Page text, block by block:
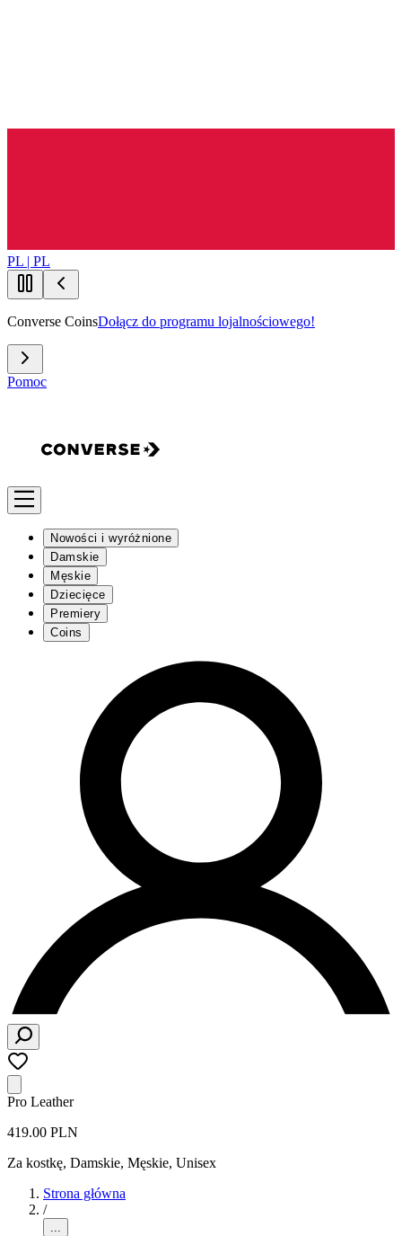
PL | PL
Converse CoinsDołącz do programu lojalnościowego!
Pomoc
Nowości i wyróżnione
Damskie
Męskie
Dziecięce
Premiery
Coins
Pro Leather
419.00 PLN
Za kostkę, Damskie, Męskie, Unisex
Strona główna
/
...